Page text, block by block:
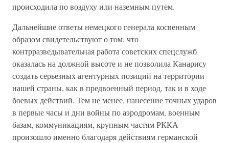
происходила по воздуху или наземным путем.
Дальнейшие ответы немецкого генерала косвенным
образом свидетельствуют о том, что
контрразведывательная работа советских спецслужб
оказалась на должной высоте и не позволила Канарису
создать серьезных агентурных позиций на территории
нашей страны, как в предвоенный период, так и в ходе
боевых действий. Тем не менее, нанесение точных ударов
в первые часы и дни войны по аэродромам, военным
базам, коммуникациям, крупным частям РККА
произошло именно благодаря действиям германской